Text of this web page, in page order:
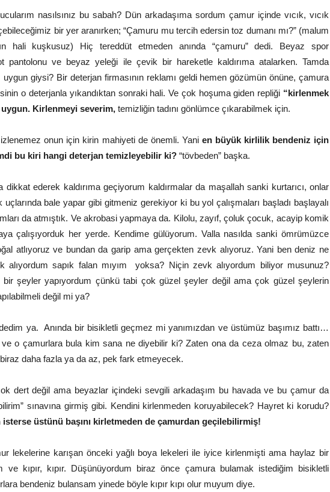
nasılsınız bu sabah? Dün arkadaşıma sordum çamur içinde vıcık, vıcık
bir yer aranırken; “Çamuru mu tercih edersin toz dumanı mı?” (malum
hali kuşkusuz) Hiç tereddüt etmeden anında “çamuru” dedi. Beyaz spor
pantolonu ve beyaz yeleği ile çevik bir hareketle kaldırıma atalarken. Tamda
giysi? Bir deterjan firmasının reklamı geldi hemen gözümün önüne, çamura
o deterjanla yıkandıktan sonraki hali. Ve çok hoşuma giden repliği “kirlenmek
Kirlenmeyi severim, temizliğin tadını gönlümce çıkarabilmek için.
onun için kirin mahiyeti de önemli. Yani en büyük kirlilik bendeniz için
bu kiri hangi deterjan temizleyebilir ki? “tövbeden” başka.
ederek kaldırıma geçiyorum kaldırmalar da maşallah sanki kurtarıcı, onlar
bale yapar gibi gitmeniz gerekiyor ki bu yol çalışmaları başladı başlayalı
da atmıştık. Ve akrobasi yapmaya da. Kilolu, zayıf, çoluk çocuk, acayip komik
çalışıyorduk her yerde. Kendime gülüyorum. Valla nasılda sanki ömrümüzce
atlıyoruz ve bundan da garip ama gerçekten zevk alıyoruz. Yani ben deniz ne
alıyordum sapık falan mıyım yoksa? Niçin zevk alıyordum biliyor musunuz?
bir şeyler yapıyordum çünkü tabi çok güzel şeyler değil ama çok güzel şeylerin
değil mi ya?
ya. Anında bir bisikletli geçmez mi yanımızdan ve üstümüz başımız battı…
o çamurlara bula kim sana ne diyebilir ki? Zaten ona da ceza olmaz bu, zaten
biraz daha fazla ya da az, pek fark etmeyecek.
dert değil ama beyazlar içindeki sevgili arkadaşım bu havada ve bu çamur da
sınavına girmiş gibi. Kendini kirlenmeden koruyabilecek? Hayret ki korudu?
isterse üstünü başını kirletmeden de çamurdan geçilebilirmiş!
lekelerine karışan önceki yağlı boya lekeleri ile iyice kirlenmişti ama haylaz bir
ve kıpır, kıpır. Düşünüyordum biraz önce çamura bulamak istediğim bisikletli
bendeniz bulansam yinede böyle kıpır kıpı olur muyum diye.